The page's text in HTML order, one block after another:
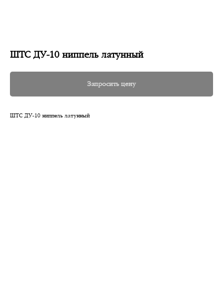
ШТС ДУ-10 ниппель латунный
Запросить цену
ШТС ДУ-10 ниппель латунный